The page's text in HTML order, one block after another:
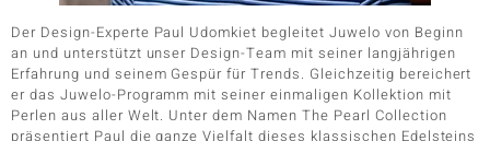
Der Design-Experte Paul Udomkiet begleitet Juwelo von Beginn
an und unterstützt unser Design-Team mit seiner langjährigen
Erfahrung und seinem Gespür für Trends. Gleichzeitig bereichert
er das Juwelo-Programm mit seiner einmaligen Kollektion mit
Perlen aus aller Welt. Unter dem Namen The Pearl Collection
präsentiert Paul die ganze Vielfalt dieses klassischen Edelsteins